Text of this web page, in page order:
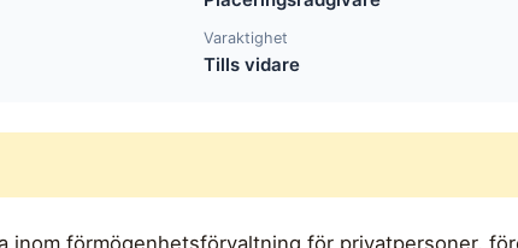
Varaktighet
Tills vidare
inom förmögenhetsförvaltning för privatpersoner,